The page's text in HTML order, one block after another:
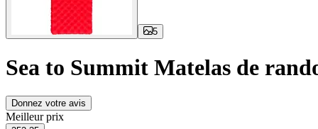
5
Sea to Summit Matelas de
Donnez votre avis
Meilleur prix